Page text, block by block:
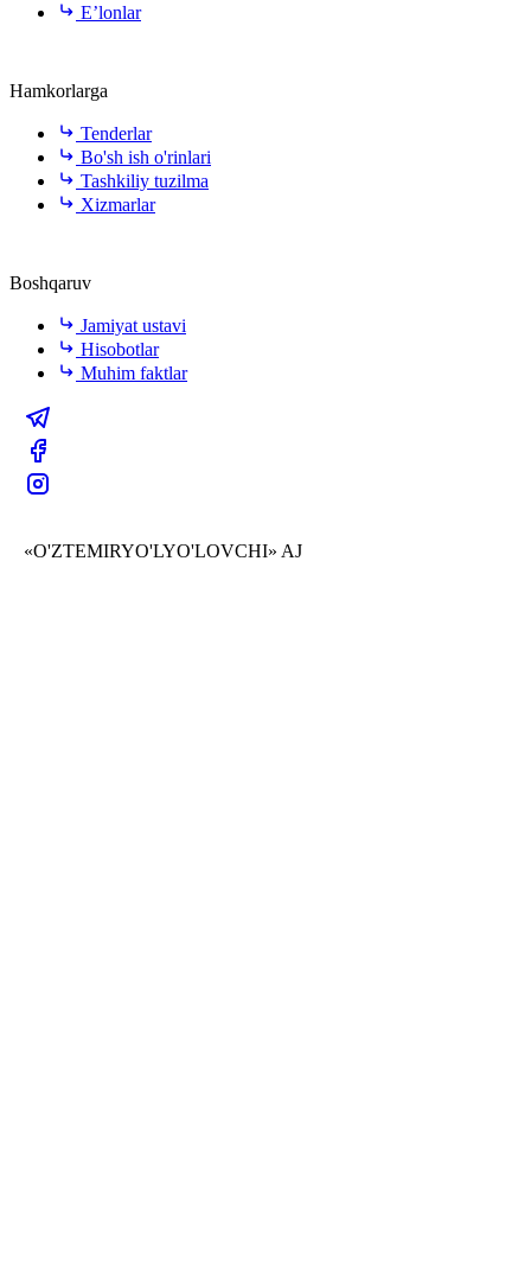
E’lonlar
Hamkorlarga
Tenderlar
Bo'sh ish o'rinlari
Tashkiliy tuzilma
Xizmarlar
Boshqaruv
Jamiyat ustavi
Hisobotlar
Muhim faktlar
«O'ZTEMIRYO'LYO'LOVCHI» AJ